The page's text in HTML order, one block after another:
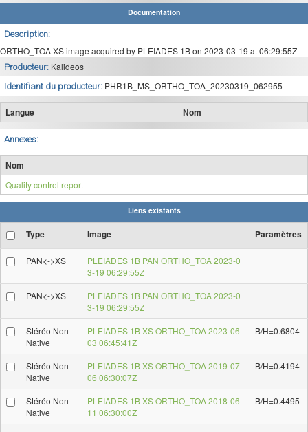
Documentation
Description:
ORTHO_TOA XS image acquired by PLEIADES 1B on 2023-03-19 at 06:29:55Z
Producteur: Kalideos
Identifiant du producteur: PHR1B_MS_ORTHO_TOA_20230319_062955
Langue Nom
Annexes:
Nom
Quality control report
Liens existants
Type Image Paramètres
PAN<->XS
PLEIADES 1B PAN ORTHO_TOA 2023-0
3-19 06:29:55Z
PAN<->XS
PLEIADES 1B PAN ORTHO_TOA 2023-0
3-19 06:29:55Z
Stéréo Non
Native
PLEIADES 1B XS ORTHO_TOA 2023-06-
03 06:45:41Z
B/H=0.6804
Stéréo Non
Native
PLEIADES 1B XS ORTHO_TOA 2019-07-
06 06:30:07Z
B/H=0.4194
Stéréo Non
Native
PLEIADES 1B XS ORTHO_TOA 2018-06-
11 06:30:00Z
B/H=0.4495